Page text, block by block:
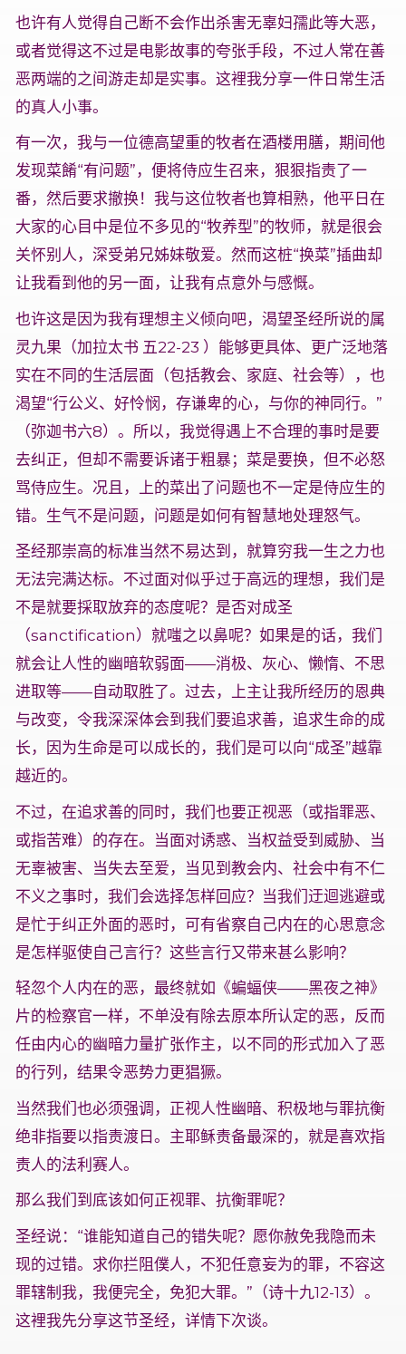
也许有人觉得自己断不会作出杀害无辜妇孺此等大恶，
或者觉得这不过是电影故事的夸张手段，不过人常在善
恶两端的之间游走却是实事。这裡我分享一件日常生活
的真人小事。
有一次，我与一位德高望重的牧者在酒楼用膳，期间他
发现菜餚“有问题”，便将侍应生召来，狠狠指责了一
番，然后要求撤换！我与这位牧者也算相熟，他平日在
大家的心目中是位不多见的“牧养型”的牧师，就是很会
关怀别人，深受弟兄姊妹敬爱。然而这桩“换菜”插曲却
让我看到他的另一面，让我有点意外与感慨。
也许这是因为我有理想主义倾向吧，渴望圣经所说的属
灵九果（加拉太书 五22-23 ）能够更具体、更广泛地落
实在不同的生活层面（包括教会、家庭、社会等），也
渴望“行公义、好怜悯，存谦卑的心，与你的神同行。”
（弥迦书六8）。所以，我觉得遇上不合理的事时是要
去纠正，但却不需要诉诸于粗暴；菜是要换，但不必怒
骂侍应生。况且，上的菜出了问题也不一定是侍应生的
错。生气不是问题，问题是如何有智慧地处理怒气。
圣经那崇高的标准当然不易达到，就算穷我一生之力也
无法完满达标。不过面对似乎过于高远的理想，我们是
不是就要採取放弃的态度呢？是否对成圣
（sanctification）就嗤之以鼻呢？如果是的话，我们
就会让人性的幽暗软弱面——消极、灰心、懒惰、不思
进取等——自动取胜了。过去，上主让我所经历的恩典
与改变，令我深深体会到我们要追求善，追求生命的成
长，因为生命是可以成长的，我们是可以向“成圣”越靠
越近的。
不过，在追求善的同时，我们也要正视恶（或指罪恶、
或指苦难）的存在。当面对诱惑、当权益受到威胁、当
无辜被害、当失去至爱，当见到教会内、社会中有不仁
不义之事时，我们会选择怎样回应？当我们迂迴逃避或
是忙于纠正外面的恶时，可有省察自己内在的心思意念
是怎样驱使自己言行？这些言行又带来甚么影响？
轻忽个人内在的恶，最终就如《蝙蝠侠——黑夜之神》
片的检察官一样，不单没有除去原本所认定的恶，反而
任由内心的幽暗力量扩张作主，以不同的形式加入了恶
的行列，结果令恶势力更猖獗。
当然我们也必须强调，正视人性幽暗、积极地与罪抗衡
绝非指要以指责渡日。主耶稣责备最深的，就是喜欢指
责人的法利赛人。
那么我们到底该如何正视罪、抗衡罪呢？
圣经说：“谁能知道自己的错失呢？愿你赦免我隐而未
现的过错。求你拦阻僕人，不犯任意妄为的罪，不容这
罪辖制我，我便完全，免犯大罪。”（诗十九12-13）。
这裡我先分享这节圣经，详情下次谈。